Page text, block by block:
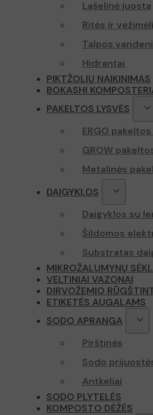
Lašelinė juosta
Ritės ir
Talpos
Hidrantai
PIKTŽOLIŲ NAIKINIMAS
BOKASHI
PAKELTOS LYSVĖS
ERGO
GROW
Metalinės
DAIGYKLOS
Daigyklos su
Šildomos
Substratas
MIKROŽALUMYNŲ
VELTINIAI VAZONAI
DIRVOŽEMIO
ETIKETĖS AUGALAMS
SODO APRANGA
Pirštinės
Sodo
Antkeliai
SODO PLYTELĖS
KOMPOSTO DĖŽĖS